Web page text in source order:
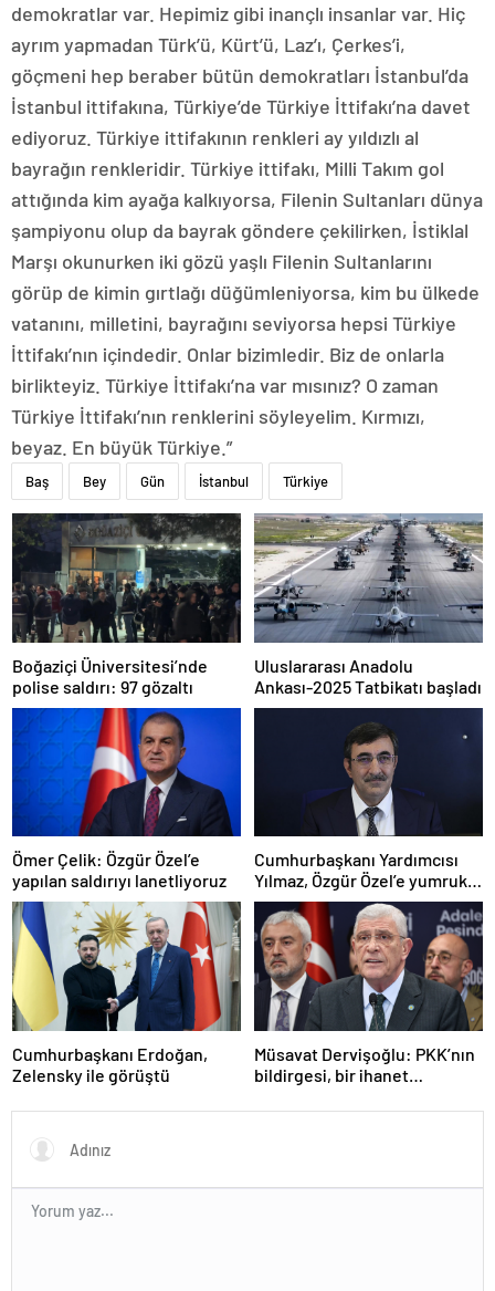
demokratlar var. Hepimiz gibi inançlı insanlar var. Hiç
ayrım yapmadan Türk’ü, Kürt’ü, Laz’ı, Çerkes’i,
göçmeni hep beraber bütün demokratları İstanbul’da
İstanbul ittifakına, Türkiye’de Türkiye İttifakı’na davet
ediyoruz. Türkiye ittifakının renkleri ay yıldızlı al
bayrağın renkleridir. Türkiye ittifakı, Milli Takım gol
attığında kim ayağa kalkıyorsa, Filenin Sultanları dünya
şampiyonu olup da bayrak göndere çekilirken, İstiklal
Marşı okunurken iki gözü yaşlı Filenin Sultanlarını
görüp de kimin gırtlağı düğümleniyorsa, kim bu ülkede
vatanını, milletini, bayrağını seviyorsa hepsi Türkiye
İttifakı’nın içindedir. Onlar bizimledir. Biz de onlarla
birlikteyiz. Türkiye İttifakı’na var mısınız? O zaman
Türkiye İttifakı’nın renklerini söyleyelim. Kırmızı,
beyaz. En büyük Türkiye.”
Baş Bey Gün İstanbul Türkiye
Boğaziçi Üniversitesi’nde
polise saldırı: 97 gözaltı
Uluslararası Anadolu
Ankası-2025 Tatbikatı başladı
Ömer Çelik: Özgür Özel’e
yapılan saldırıyı lanetliyoruz
Cumhurbaşkanı Yardımcısı
Yılmaz, Özgür Özel’e yumruklu
saldırıyı kınadı
Cumhurbaşkanı Erdoğan,
Zelensky ile görüştü
Müsavat Dervişoğlu: PKK’nın
bildirgesi, bir ihanet